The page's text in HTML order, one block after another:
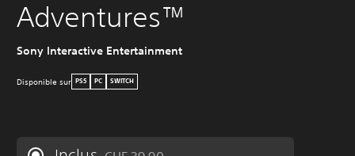
Adventures™
Sony Interactive Entertainment
Disponible sur PS5 PC SWITCH